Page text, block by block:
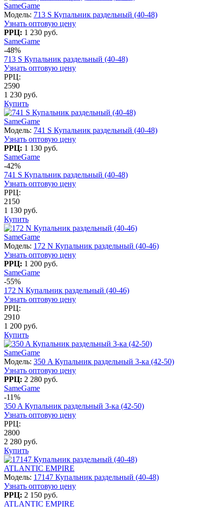
SameGame
Модель: 713 S Купальник раздельный (40-48)
Узнать оптовую цену
РРЦ: 1 230 руб.
SameGame
-48%
713 S Купальник раздельный (40-48)
Узнать оптовую цену
РРЦ:
2590
1 230 руб.
Купить
SameGame
Модель: 741 S Купальник раздельный (40-48)
Узнать оптовую цену
РРЦ: 1 130 руб.
SameGame
-42%
741 S Купальник раздельный (40-48)
Узнать оптовую цену
РРЦ:
2150
1 130 руб.
Купить
SameGame
Модель: 172 N Купальник раздельный (40-46)
Узнать оптовую цену
РРЦ: 1 200 руб.
SameGame
-55%
172 N Купальник раздельный (40-46)
Узнать оптовую цену
РРЦ:
2910
1 200 руб.
Купить
SameGame
Модель: 350 A Купальник раздельный 3-ка (42-50)
Узнать оптовую цену
РРЦ: 2 280 руб.
SameGame
-11%
350 A Купальник раздельный 3-ка (42-50)
Узнать оптовую цену
РРЦ:
2800
2 280 руб.
Купить
ATLANTIC EMPIRE
Модель: 17147 Купальник раздельный (40-48)
Узнать оптовую цену
РРЦ: 2 150 руб.
ATLANTIC EMPIRE